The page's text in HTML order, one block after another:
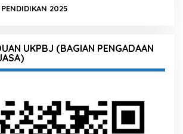
2025
UKPBJ (BAGIAN PENGADAAN